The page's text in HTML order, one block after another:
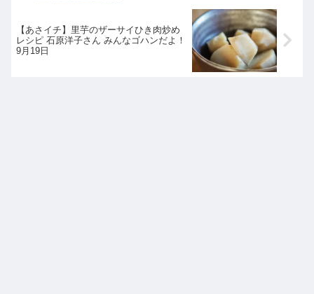
【あさイチ】里芋のザーサイひき肉炒め
レシピ 石原洋子さん みんなゴハンだよ！
9月19日